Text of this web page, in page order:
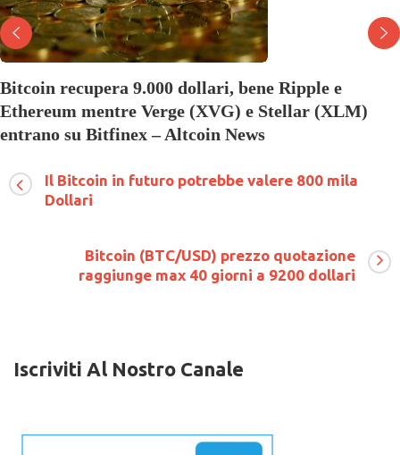
Bitcoin recupera 9.000 dollari, bene Ripple e
Ethereum mentre Verge (XVG) e Stellar (XLM)
entrano su Bitfinex – Altcoin News
Bitcoin
recupera
Ripple
e
Stellar
Bitfinex
Il Bitcoin in futuro potrebbe valere 800 mila
Dollari
Bitcoin (BTC/USD) prezzo quotazione
raggiunge max 40 giorni a 9200 dollari
Iscriviti Al Nostro Canale